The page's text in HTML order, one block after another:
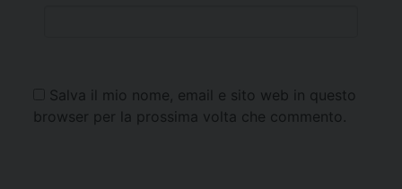
Salva il mio nome, email e sito web in questo
browser per la prossima volta che commento.